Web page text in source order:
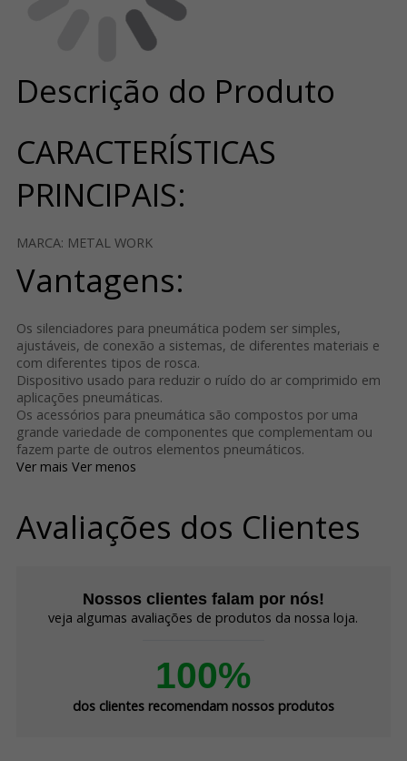
Descrição do Produto
CARACTERÍSTICAS
PRINCIPAIS:
MARCA: METAL WORK
Vantagens:
Os silenciadores para pneumática podem ser simples,
ajustáveis, de conexão a sistemas, de diferentes materiais e
com diferentes tipos de rosca.
Dispositivo usado para reduzir o ruído do ar comprimido em
aplicações pneumáticas.
Os acessórios para pneumática são compostos por uma
grande variedade de componentes que complementam ou
fazem parte de outros elementos pneumáticos.
Ver mais Ver menos
Avaliações dos Clientes
Nossos clientes falam por nós!
veja algumas avaliações de produtos da nossa loja.
100%
dos clientes recomendam nossos produtos